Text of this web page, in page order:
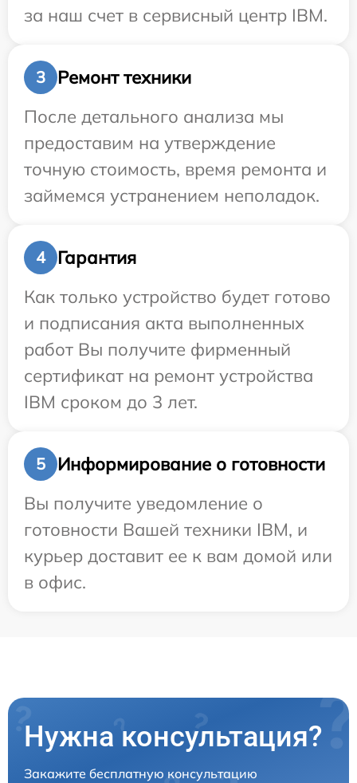
за наш счет в сервисный центр IBM.
3
Ремонт техники
После детального анализа мы
предоставим на утверждение
точную стоимость, время ремонта и
займемся устранением неполадок.
4
Гарантия
Как только устройство будет готово
и подписания акта выполненных
работ Вы получите фирменный
сертификат на ремонт устройства
IBM сроком до 3 лет.
5
Информирование о готовности
Вы получите уведомление о
готовности Вашей техники IBM, и
курьер доставит ее к вам домой или
в офис.
Нужна консультация?
Закажите бесплатную консультацию